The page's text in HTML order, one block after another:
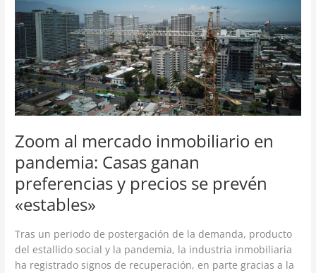
Zoom al mercado inmobiliario en
pandemia: Casas ganan
preferencias y precios se prevén
«estables»
Tras un periodo de postergación de la demanda, producto
del estallido social y la pandemia, la industria inmobiliaria
ha registrado signos de recuperación, en parte gracias a la
inmobiliario
en
pandemia:
Casas
ganan
preferencias
y
precios
se
prevén
«estables»